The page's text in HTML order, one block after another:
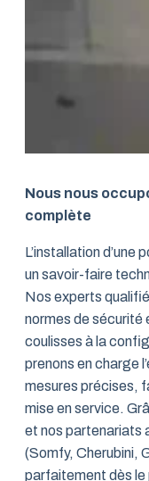
Nous nous
complète
L’installation
un savoir-faire
Nos experts
normes de sécurité
coulisses à la
prenons en charge
mesures précises,
mise en service.
et nos partenariats
(Somfy, Cherubini,
parfaitement dès le